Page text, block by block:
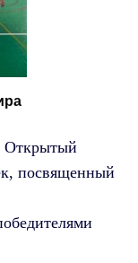
Открытый
посвященный